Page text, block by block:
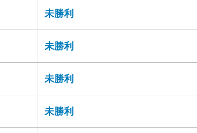
未勝利
未勝利
未勝利
未勝利